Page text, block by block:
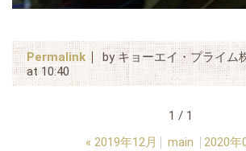
Permalink
by キョーエイ・プライム
at 10:40
1 / 1
« 2019年12月 main 2020年